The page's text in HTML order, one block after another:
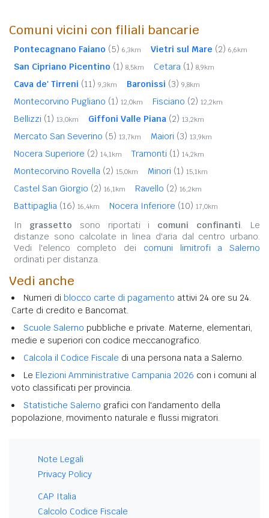
Comuni vicini con filiali bancarie
Pontecagnano Faiano (5) 6,3km Vietri sul Mare (2) 6,6km
San Cipriano Picentino (1) 8,5km Cetara (1) 8,9km
Cava de' Tirreni (11) 9,3km Baronissi (3) 9,8km
Montecorvino Pugliano (1) 12,0km Fisciano (2) 12,2km
Bellizzi (1) 13,0km Giffoni Valle Piana (2) 13,2km
Mercato San Severino (5) 13,7km Maiori (3) 13,9km
Nocera Superiore (2) 14,1km Tramonti (1) 14,2km
Montecorvino Rovella (2) 15,0km Minori (1) 15,1km
Castel San Giorgio (2) 16,1km Ravello (2) 16,2km
Battipaglia (16) 16,4km Nocera Inferiore (10) 17,0km
In grassetto sono riportati i comuni confinanti. Le
distanze sono calcolate in linea d'aria dal centro urbano.
Vedi l'elenco completo dei comuni limitrofi a Salerno
ordinati per distanza.
Vedi anche
Numeri di blocco carte di pagamento attivi 24 ore su 24.
Carte di credito e Bancomat.
Scuole Salerno pubbliche e private. Materne, elementari,
medie e superiori con codice meccanografico.
Calcola il Codice Fiscale di una persona nata a Salerno.
Le Elezioni Amministrative Campania 2026 con i comuni al
voto classificati per provincia.
Statistiche Salerno grafici con l'andamento della
popolazione, movimento naturale e flussi migratori.
Note Legali
Privacy Policy
CAP Italia
Calcolo Codice Fiscale